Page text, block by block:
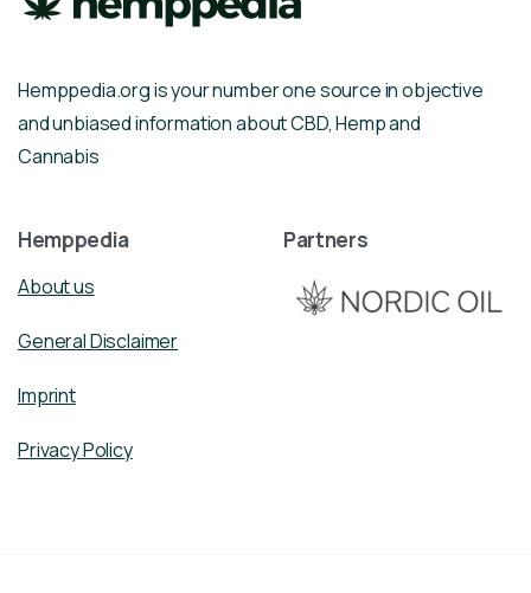
Hemppedia.org is your number one source in objective
and unbiased information about CBD, Hemp and
Cannabis
Hemppedia
About us
General Disclaimer
Imprint
Privacy Policy
Partners